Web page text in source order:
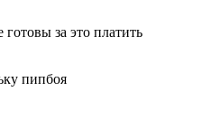
готовы за это платить
пипбоя